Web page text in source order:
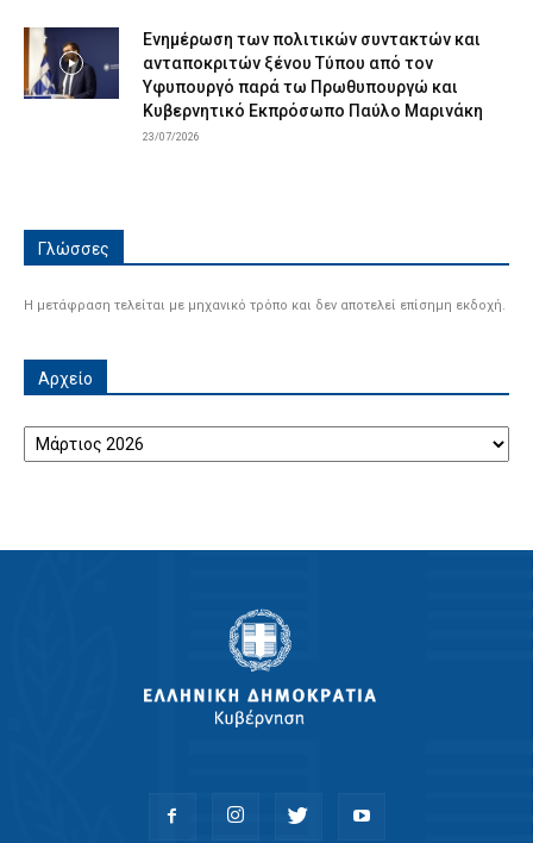
Ενημέρωση των πολιτικών συντακτών και
ανταποκριτών ξένου Τύπου από τον
Υφυπουργό παρά τω Πρωθυπουργώ και
Κυβερνητικό Εκπρόσωπο Παύλο Μαρινάκη
23/07/2026
Γλώσσες
Η μετάφραση τελείται με μηχανικό τρόπο και δεν αποτελεί επίσημη εκδοχή.
Αρχείο